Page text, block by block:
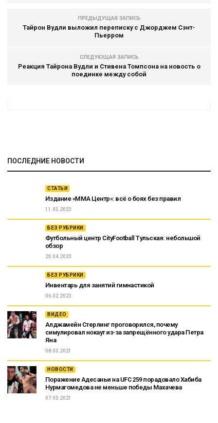
ПРЕДЫДУЩАЯ ЗАПИСЬ
Тайрон Вудли выложил переписку с Джорджем Сэнт-
Пьерром
СЛЕДУЮЩАЯ ЗАПИСЬ
Реакция Тайрона Вудли и Стивена Томпсона на новость о
поединке между собой
ПОСЛЕДНИЕ НОВОСТИ
СТАТЬИ
Издание «ММА Центр»: всё о боях без правил
11.05.2023
БЕЗ РУБРИКИ
Футбольный центр CityFootball Тульская: небольшой
обзор
20.04.2023
БЕЗ РУБРИКИ
Инвентарь для занятий гимнастикой
06.02.2023
ВИДЕО
Алджамейн Стерлинг проговорился, почему
симулировал нокаут из-за запрещённого удара Петра
Яна
08.03.2021
НОВОСТИ
Поражение Адесаньи на UFC 259 порадовало Хабиба
Нурмагомедова не меньше победы Махачева
07.03.2021